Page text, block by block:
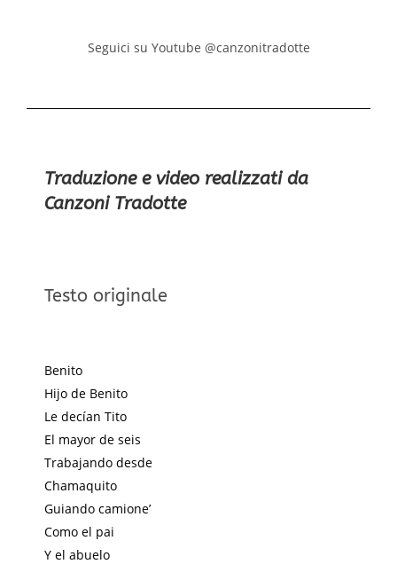
Seguici su Youtube @canzonitradotte
Traduzione e video realizzati da
Canzoni Tradotte
Testo originale
Benito
Hijo de Benito
Le decían Tito
El mayor de seis
Trabajando desde
Chamaquito
Guiando camione’
Como el pai
Y el abuelo